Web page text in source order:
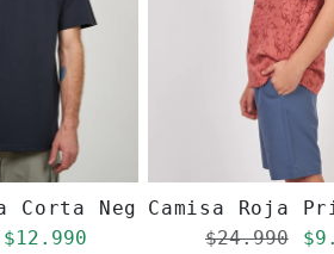
Corta Negra Company
Precio de oferta
$12.990
Camisa Roja
Precio
$24.990